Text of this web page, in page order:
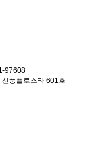
97608
풍플로스타 601호